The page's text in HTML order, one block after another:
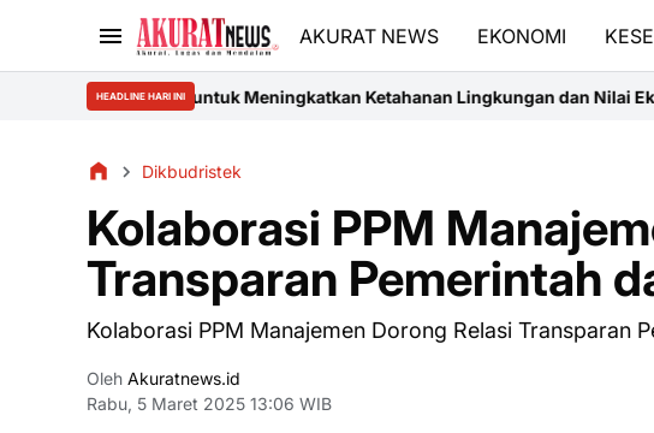
AKURAT NEWS EKONOMI
HEADLINE HARI INI
untuk Meningkatkan Ketahanan Lingkungan dan Nilai Ekonomis
Dikbudristek
Kolaborasi PPM
Transparan Pemerintah
Kolaborasi PPM Manajemen Dorong Relasi Transparan
Oleh Akuratnews.id
Rabu, 5 Maret 2025 13:06 WIB